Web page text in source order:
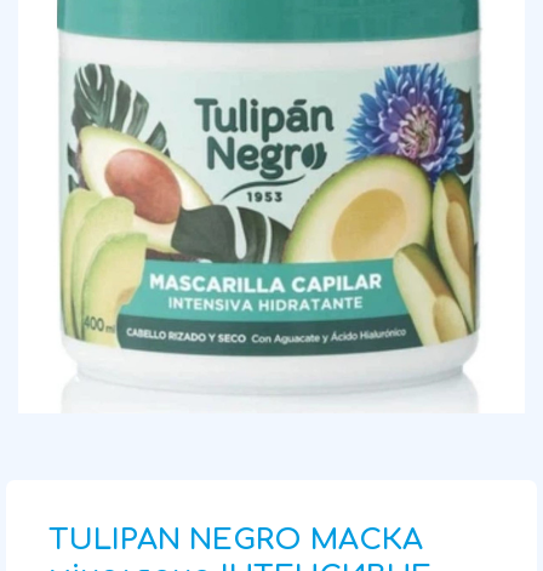
TULIPAN NEGRO МАСКА